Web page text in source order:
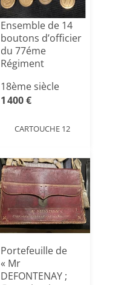
Ensemble de 14
boutons d’officier
du 77éme
Régiment
18ème siècle
1 400 €
CARTOUCHE 12
Portefeuille de
« Mr
DEFONTENAY ;